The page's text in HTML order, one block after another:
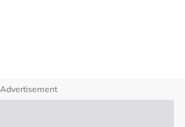
Advertisement